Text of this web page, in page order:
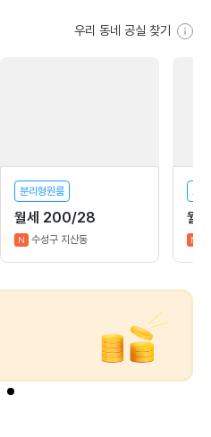
우리 동네 공실 찾기
분리형원룸
월세 200/28
N 수성구 지산동
오
월
N